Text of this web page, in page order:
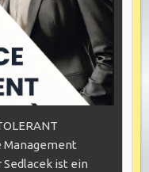
Management
Sedlacek ist ein